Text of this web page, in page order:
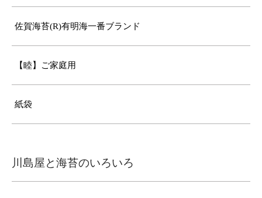
佐賀海苔(R)有明海一番ブランド
【睦】ご家庭用
紙袋
川島屋と海苔のいろいろ